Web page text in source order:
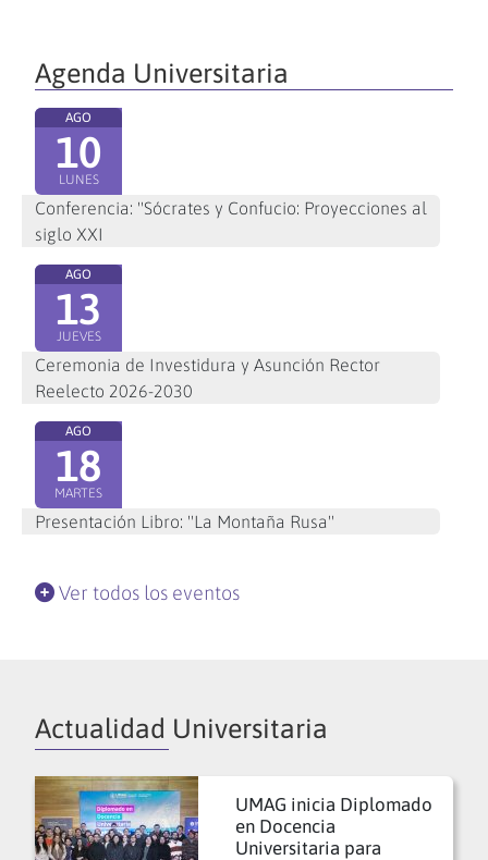
Agenda Universitaria
AGO
10
LUNES
Conferencia: "Sócrates y Confucio: Proyecciones al
siglo XXI
AGO
13
JUEVES
Ceremonia de Investidura y Asunción Rector
Reelecto 2026-2030
AGO
18
MARTES
Presentación Libro: "La Montaña Rusa"
Ver todos los eventos
Actualidad Universitaria
UMAG inicia Diplomado
en Docencia
Universitaria para